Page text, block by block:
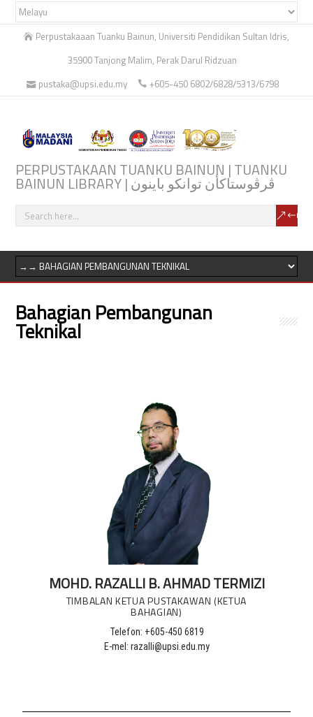
Perpustakaaan Tuanku Bainun, Universiti Pendidikan Sultan Idris,
35900 Tanjong Malim, Perak Darul Ridzuan
pustaka@upsi.edu.my
+605-450 6802/6828/5313/6798
PERPUSTAKAAN TUANKU BAINUN | TUANKU
BAINUN LIBRARY | ڤرڤوستاكأن توانكو باينون
Bahagian Pembangunan
Teknikal
MOHD. RAZALLI B. AHMAD TERMIZI
TIMBALAN KETUA PUSTAKAWAN (KETUA
BAHAGIAN)
Telefon: +605-450 6819
E-mel: razalli@upsi.edu.my